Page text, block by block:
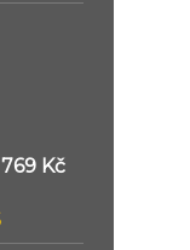
769 Kč